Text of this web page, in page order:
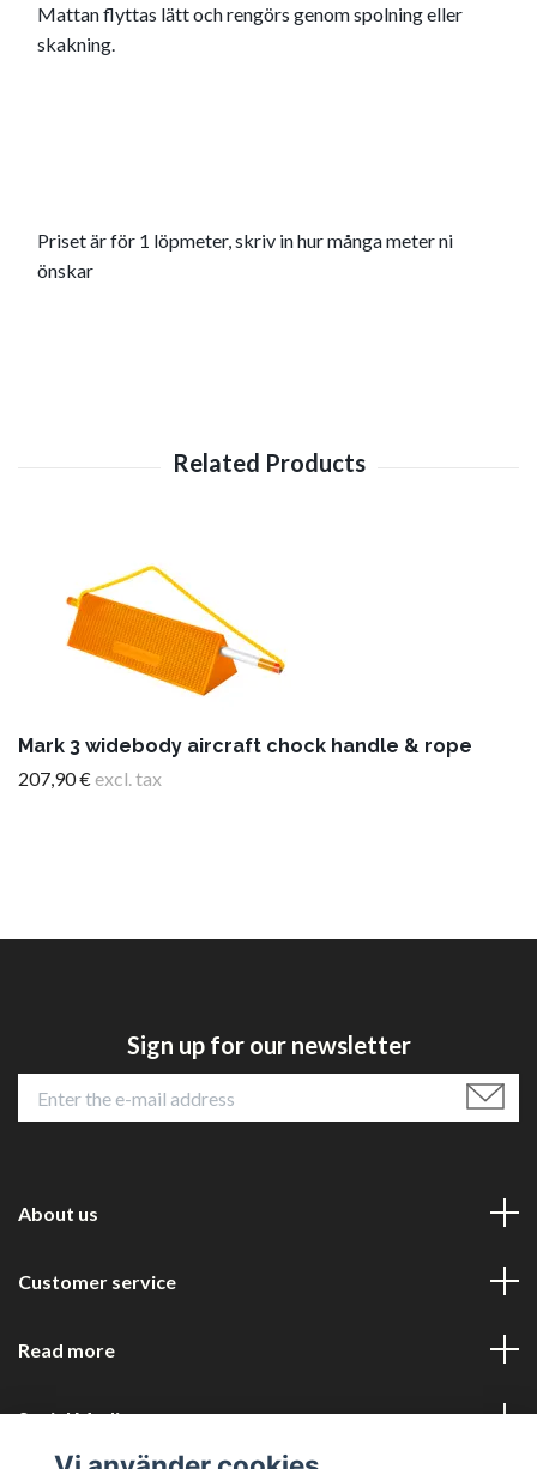
Mattan flyttas lätt och rengörs genom spolning eller
skakning.
Priset är för 1 löpmeter, skriv in hur många meter ni
önskar
Mark 3 widebody aircraft chock handle & rope
207,90 €excl. tax
Sign up for our newsletter
About us
Customer service
Read more
Social Media